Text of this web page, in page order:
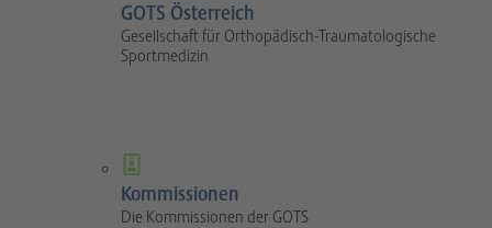
GOTS Österreich
Gesellschaft für Orthopädisch-Traumatologische
Sportmedizin
Kommissionen
Die Kommissionen der GOTS